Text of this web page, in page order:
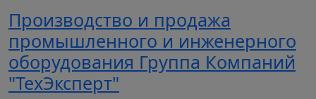
Производство и продажа
промышленного и инженерного
оборудования Группа Компаний
"ТехЭксперт"